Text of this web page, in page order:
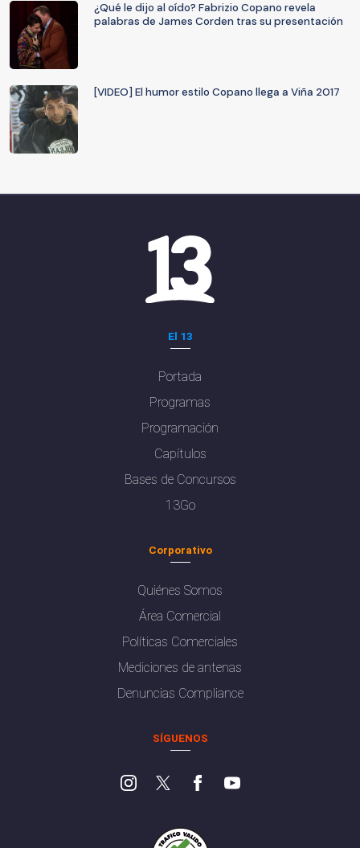
¿Qué le dijo al oído? Fabrizio Copano revela
palabras de James Corden tras su presentación
[VIDEO] El humor estilo Copano llega a Viña 2017
El 13
Portada
Programas
Programación
Capítulos
Bases de Concursos
13Go
Corporativo
Quiénes Somos
Área Comercial
Políticas Comerciales
Mediciones de antenas
Denuncias Compliance
SÍGUENOS